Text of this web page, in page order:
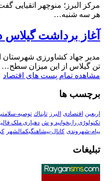
مرکز البرز؛ منوچهر اتقیایی
هر سه شنبه…
آغاز برداشت گیلاس
تن گیلاس از این میزان سطح…
مشاهده تمام پست های اقتصاد
برچسب ها
اربعین اقتصادی البرز تابناك توصیه-
تکنولوڑی را بخوانید و ش دهیاری ملک
پیام-شهروندی کانال-پیشاهنگیکمالشهر
تبلیغات